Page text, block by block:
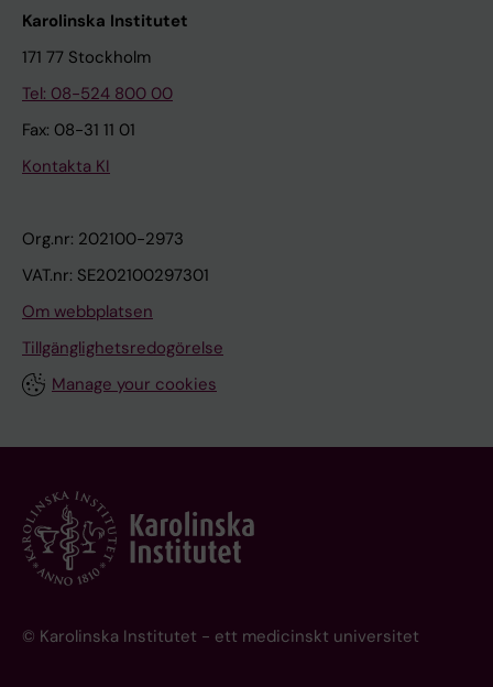
Karolinska Institutet
171 77 Stockholm
Tel: 08-524 800 00
Fax: 08-31 11 01
Kontakta KI
Org.nr: 202100-2973
VAT.nr: SE202100297301
Om webbplatsen
Tillgänglighetsredogörelse
Manage your cookies
© Karolinska Institutet - ett medicinskt universitet